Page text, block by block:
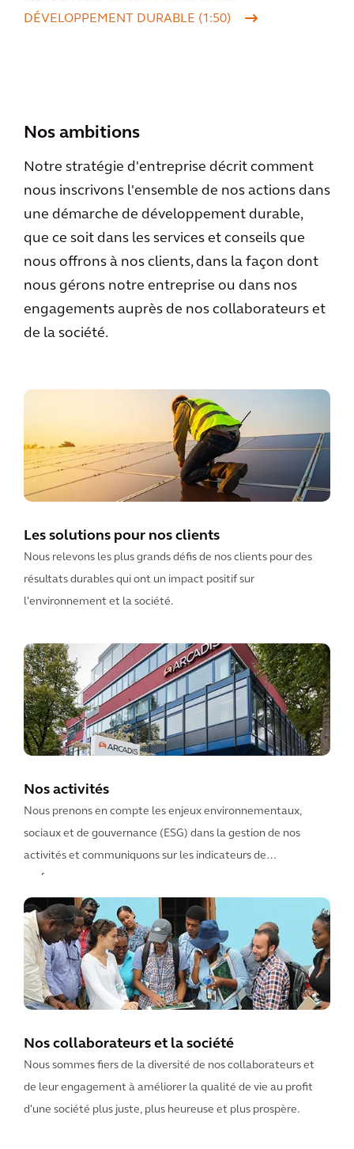
DÉVELOPPEMENT DURABLE (1:50)
Nos ambitions
Notre stratégie d'entreprise décrit comment
nous inscrivons l'ensemble de nos actions dans
une démarche de développement durable,
que ce soit dans les services et conseils que
nous offrons à nos clients, dans la façon dont
nous gérons notre entreprise ou dans nos
engagements auprès de nos collaborateurs et
de la société.
Les solutions pour nos clients
Nous relevons les plus grands défis de nos clients pour des
résultats durables qui ont un impact positif sur
l'environnement et la société.
Nos activités
Nous prenons en compte les enjeux environnementaux,
sociaux et de gouvernance (ESG) dans la gestion de nos
activités et communiquons sur les indicateurs de
performance.
Nos collaborateurs et la société
Nous sommes fiers de la diversité de nos collaborateurs et
de leur engagement à améliorer la qualité de vie au profit
d'une société plus juste, plus heureuse et plus prospère.